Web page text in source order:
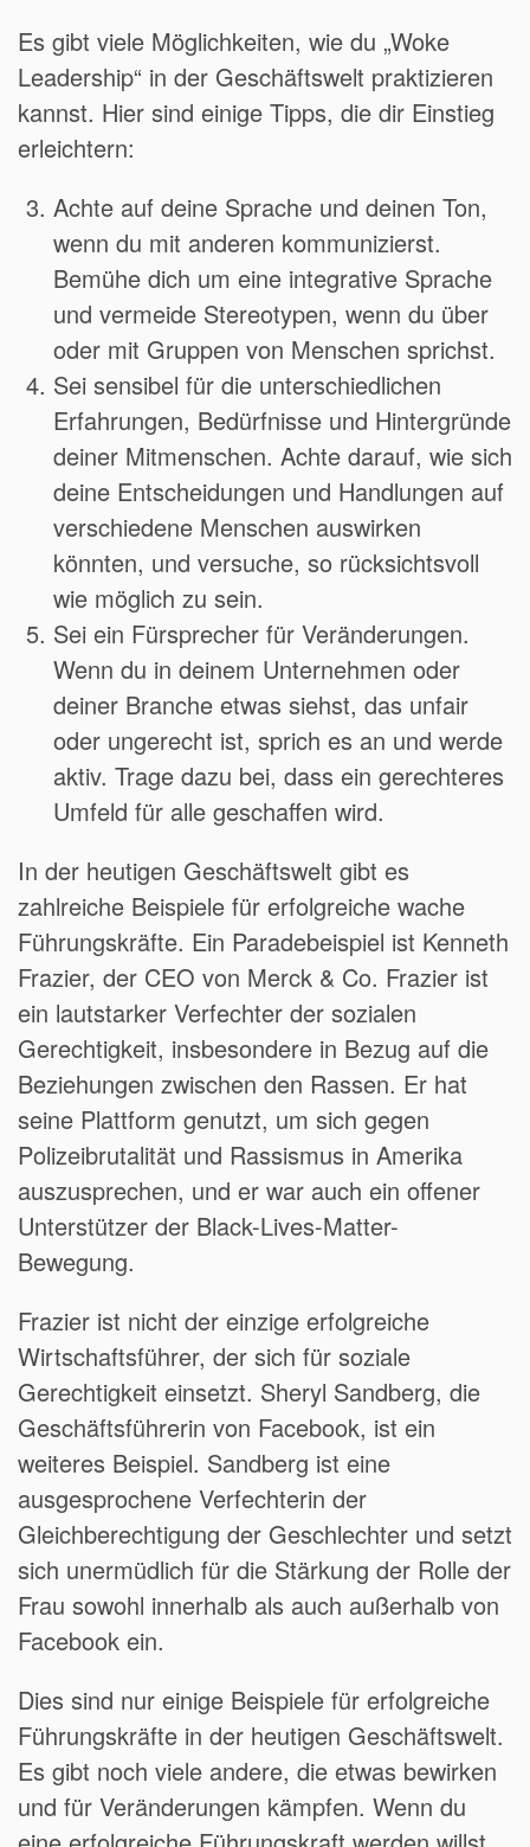
Es gibt viele Möglichkeiten, wie du „Woke
Leadership“ in der Geschäftswelt praktizieren
kannst. Hier sind einige Tipps, die dir Einstieg
erleichtern:
Achte auf deine Sprache und deinen Ton,
wenn du mit anderen kommunizierst.
Bemühe dich um eine integrative Sprache
und vermeide Stereotypen, wenn du über
oder mit Gruppen von Menschen sprichst.
Sei sensibel für die unterschiedlichen
Erfahrungen, Bedürfnisse und Hintergründe
deiner Mitmenschen. Achte darauf, wie sich
deine Entscheidungen und Handlungen auf
verschiedene Menschen auswirken
könnten, und versuche, so rücksichtsvoll
wie möglich zu sein.
Sei ein Fürsprecher für Veränderungen.
Wenn du in deinem Unternehmen oder
deiner Branche etwas siehst, das unfair
oder ungerecht ist, sprich es an und werde
aktiv. Trage dazu bei, dass ein gerechteres
Umfeld für alle geschaffen wird.
In der heutigen Geschäftswelt gibt es
zahlreiche Beispiele für erfolgreiche wache
Führungskräfte. Ein Paradebeispiel ist Kenneth
Frazier, der CEO von Merck & Co. Frazier ist
ein lautstarker Verfechter der sozialen
Gerechtigkeit, insbesondere in Bezug auf die
Beziehungen zwischen den Rassen. Er hat
seine Plattform genutzt, um sich gegen
Polizeibrutalität und Rassismus in Amerika
auszusprechen, und er war auch ein offener
Unterstützer der Black-Lives-Matter-
Bewegung.
Frazier ist nicht der einzige erfolgreiche
Wirtschaftsführer, der sich für soziale
Gerechtigkeit einsetzt. Sheryl Sandberg, die
Geschäftsführerin von Facebook, ist ein
weiteres Beispiel. Sandberg ist eine
ausgesprochene Verfechterin der
Gleichberechtigung der Geschlechter und setzt
sich unermüdlich für die Stärkung der Rolle der
Frau sowohl innerhalb als auch außerhalb von
Facebook ein.
Dies sind nur einige Beispiele für erfolgreiche
Führungskräfte in der heutigen Geschäftswelt.
Es gibt noch viele andere, die etwas bewirken
und für Veränderungen kämpfen. Wenn du